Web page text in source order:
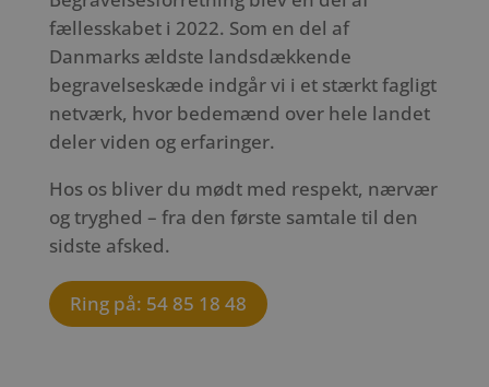
fællesskabet i 2022. Som en del af
Danmarks ældste landsdækkende
begravelseskæde indgår vi i et stærkt fagligt
netværk, hvor bedemænd over hele landet
deler viden og erfaringer.
Hos os bliver du mødt med respekt, nærvær
og tryghed – fra den første samtale til den
sidste afsked.
Ring på: 54 85 18 48